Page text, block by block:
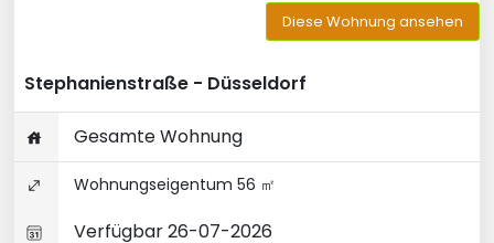
Diese Wohnung ansehen
Stephanienstraße - Düsseldorf
Gesamte Wohnung
Wohnungseigentum 56 ㎡
Verfügbar 26-07-2026